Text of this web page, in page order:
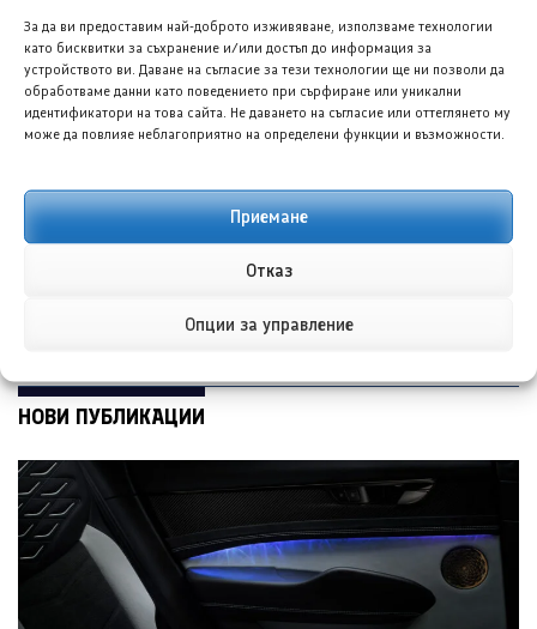
За да ви предоставим най-доброто изживяване, използваме технологии
като бисквитки за съхранение и/или достъп до информация за
устройството ви. Даване на съгласие за тези технологии ще ни позволи да
обработваме данни като поведението при сърфиране или уникални
идентификатори на това сайта. Не даването на съгласие или оттеглянето му
може да повлияе неблагоприятно на определени функции и възможности.
Приемане
Отказ
Опции за управление
Цени от 34 484 евро
за пробег под
очакванията, но по-
НОВИ ПУБЛИКАЦИИ